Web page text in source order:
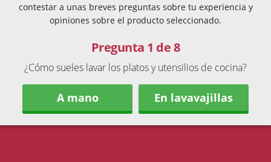
contestar a unas breves preguntas sobre tu experiencia y
opiniones sobre el producto seleccionado.
Pregunta 1 de 8
¿Cómo sueles lavar los platos y utensilios de cocina?
A mano En lavavajillas